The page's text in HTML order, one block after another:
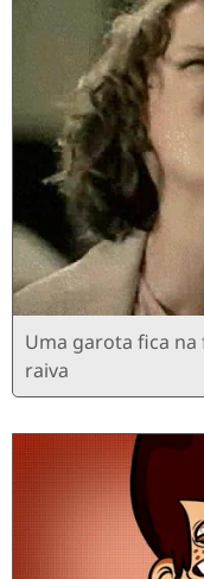
Uma garota fica
raiva